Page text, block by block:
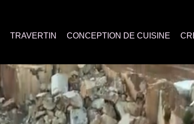
TRAVERTIN CONCEPTION DE CUISINE